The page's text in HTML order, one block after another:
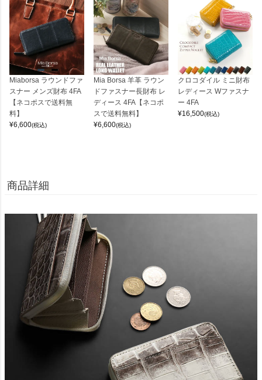
Miaborsa ラウンドファ
スナー メンズ財布 4FA
【ネコポスで送料無
料】
¥6,600(税込)
Mia Borsa 羊革 ラウン
ドファスナー長財布 レ
ディース 4FA【ネコポ
スで送料無料】
¥6,600(税込)
クロコダイル ミニ財布
レディース Wファスナ
ー 4FA
¥16,500(税込)
商品詳細